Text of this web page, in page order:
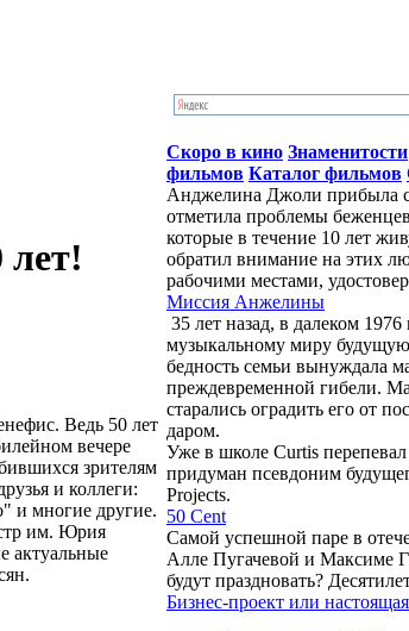
Ведь 50 лет
вечере
зрителям
и коллеги:
и многие другие.
им. Юрия
актуальные
Скоро в кино Знаменитости
фильмов Каталог фильмов
Анджелина Джоли прибыла
отметила проблемы
которые в течение 10 лет
обратил внимание на этих
рабочими местами,
Миссия Анжелины
35 лет назад, в далеком
музыкальному миру
бедность семьи вынуждала
преждевременной гибели.
старались оградить его от
даром.
Уже в школе Curtis
придуман псевдоним
Projects.
50 Cent
Самой успешной паре в
Алле Пугачевой и Максиме
будут праздновать?
Бизнес-проект или